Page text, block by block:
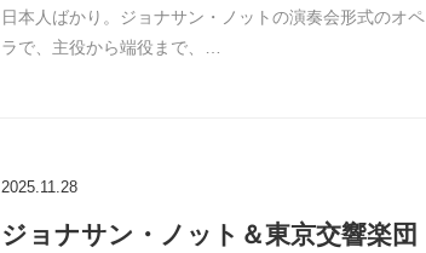
日本人ばかり。ジョナサン・ノットの演奏会形式のオペ
ラで、主役から端役まで、…
2025.11.28
ジョナサン・ノット＆東京交響楽団